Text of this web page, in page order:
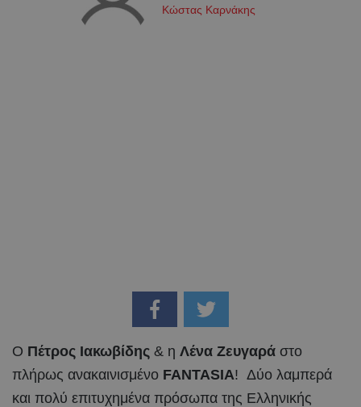
Κώστας Καρνάκης
Ο Πέτρος Ιακωβίδης & η Λένα Ζευγαρά στο
πλήρως ανακαινισμένο FANTASIA! Δύο λαμπερά
και πολύ επιτυχημένα πρόσωπα της Ελληνικής